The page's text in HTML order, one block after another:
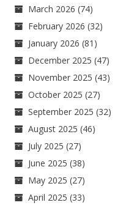
March 2026 (74)
February 2026 (32)
January 2026 (81)
December 2025 (47)
November 2025 (43)
October 2025 (27)
September 2025 (32)
August 2025 (46)
July 2025 (27)
June 2025 (38)
May 2025 (27)
April 2025 (33)